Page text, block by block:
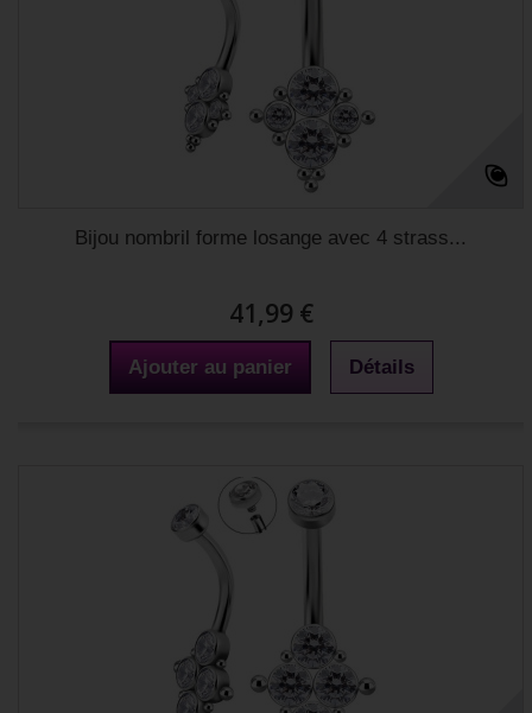
Bijou nombril forme losange avec 4 strass...
41,99 €
Ajouter au panier Détails